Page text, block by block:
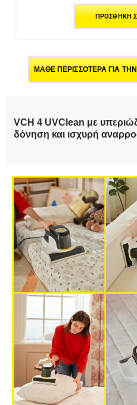
ΠΡΟΣΘΉΚΗ
ΜΑΘΕ ΠΕΡΙΣΣΟΤΕΡΑ ΓΙΑ ΤΗΝ
VCH 4 UVClean με
δόνηση και ισχυρή